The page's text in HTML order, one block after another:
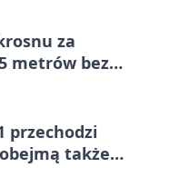
za
metrów bez
przechodzi
także